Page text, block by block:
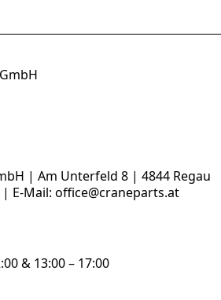
| Am Unterfeld 8 | 4844 Regau
| E-Mail: office@craneparts.at
& 13:00 – 17:00